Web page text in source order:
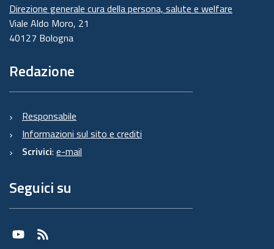
Direzione generale cura della persona, salute e welfare
Viale Aldo Moro, 21
40127 Bologna
Redazione
Responsabile
Informazioni sul sito e crediti
Scrivici: e-mail
Seguici su
Youtube
RSS